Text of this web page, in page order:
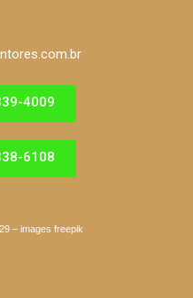
4009
6108
– images freepik